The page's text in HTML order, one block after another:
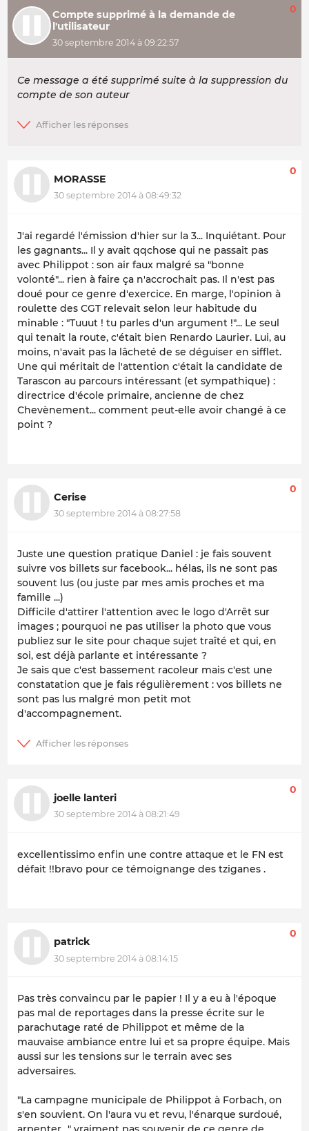
Compte supprimé à la demande de
l'utilisateur
30 septembre 2014 à 09:22:57
0
Ce message a été supprimé suite à la suppression du
compte de son auteur
MORASSE
30 septembre 2014 à 08:49:32
0
J'ai regardé l'émission d'hier sur la 3... Inquiétant. Pour
les gagnants... Il y avait qqchose qui ne passait pas
avec Philippot : son air faux malgré sa "bonne
volonté"... rien à faire ça n'accrochait pas. Il n'est pas
doué pour ce genre d'exercice. En marge, l'opinion à
roulette des CGT relevait selon leur habitude du
minable : "Tuuut ! tu parles d'un argument !"... Le seul
qui tenait la route, c'était bien Renardo Laurier. Lui, au
moins, n'avait pas la lâcheté de se déguiser en sifflet.
Une qui méritait de l'attention c'était la candidate de
Tarascon au parcours intéressant (et sympathique) :
directrice d'école primaire, ancienne de chez
Chevènement... comment peut-elle avoir changé à ce
point ?
Cerise
30 septembre 2014 à 08:27:58
0
Juste une question pratique Daniel : je fais souvent
suivre vos billets sur facebook... hélas, ils ne sont pas
souvent lus (ou juste par mes amis proches et ma
famille ...)
Difficile d'attirer l'attention avec le logo d'Arrêt sur
images ; pourquoi ne pas utiliser la photo que vous
publiez sur le site pour chaque sujet traîté et qui, en
soi, est déjà parlante et intéressante ?
Je sais que c'est bassement racoleur mais c'est une
constatation que je fais régulièrement : vos billets ne
sont pas lus malgré mon petit mot
d'accompagnement.
joelle lanteri
30 septembre 2014 à 08:21:49
0
excellentissimo enfin une contre attaque et le FN est
défait !!bravo pour ce témoignange des tziganes .
patrick
30 septembre 2014 à 08:14:15
0
Pas très convaincu par le papier ! Il y a eu à l'époque
pas mal de reportages dans la presse écrite sur le
parachutage raté de Philippot et même de la
mauvaise ambiance entre lui et sa propre équipe. Mais
aussi sur les tensions sur le terrain avec ses
adversaires.
"La campagne municipale de Philippot à Forbach, on
s'en souvient. On l'aura vu et revu, l'énarque surdoué,